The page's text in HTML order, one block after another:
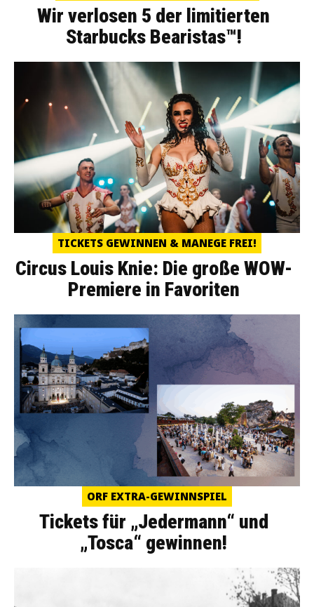
Wir verlosen 5 der limitierten
Starbucks Bearistas™!
TICKETS GEWINNEN & MANEGE FREI!
Circus Louis Knie: Die große WOW-
Premiere in Favoriten
ORF EXTRA-GEWINNSPIEL
Tickets für „Jedermann“ und
„Tosca“ gewinnen!